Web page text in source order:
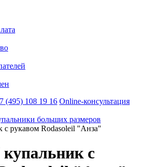
(495) 108 19 16 Online-консультация
больших размеров
рукавом Rodasoleil "Анза"
с